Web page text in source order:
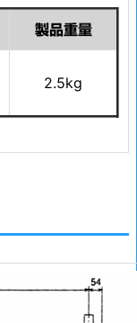
製品重量
2.5kg